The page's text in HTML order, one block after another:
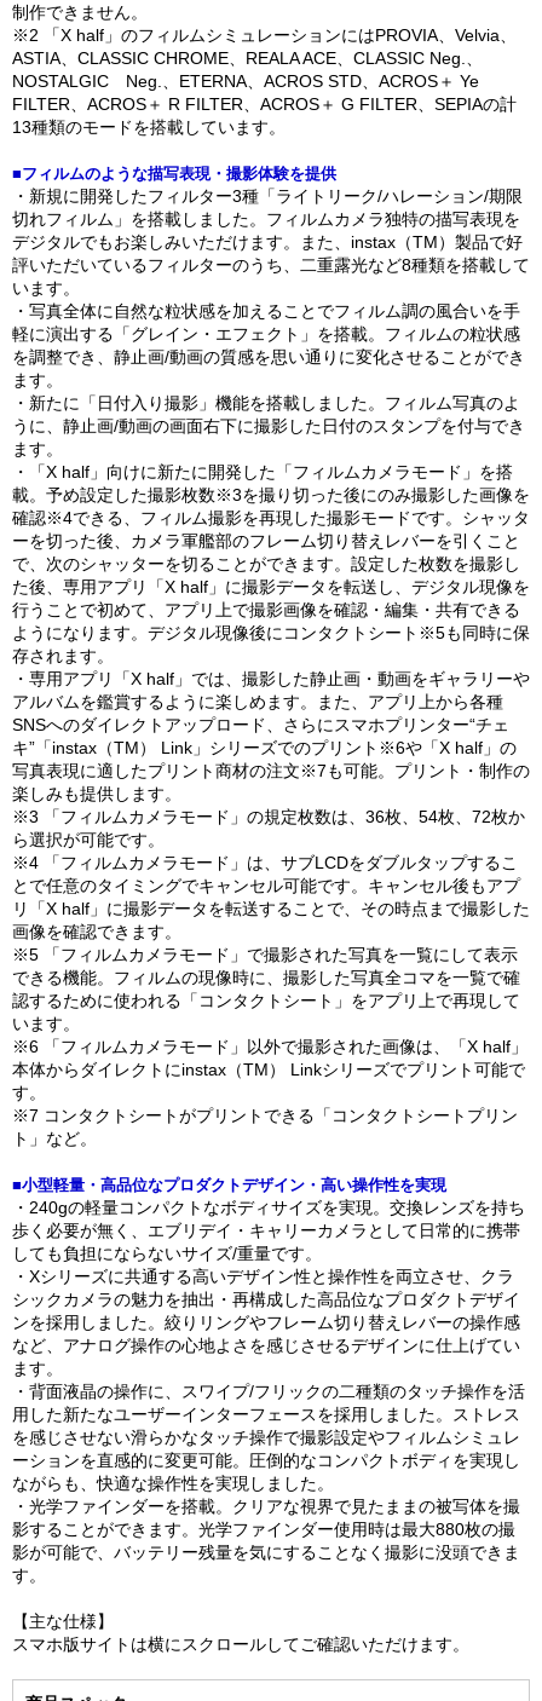
制作できません。
※2 「X half」のフィルムシミュレーションにはPROVIA、Velvia、
ASTIA、CLASSIC CHROME、REALA ACE、CLASSIC Neg.、
NOSTALGIC Neg.、ETERNA、ACROS STD、ACROS＋ Ye
FILTER、ACROS＋ R FILTER、ACROS＋ G FILTER、SEPIAの計
13種類のモードを搭載しています。
■フィルムのような描写表現・撮影体験を提供
・新規に開発したフィルター3種「ライトリーク/ハレーション/期限
切れフィルム」を搭載しました。フィルムカメラ独特の描写表現を
デジタルでもお楽しみいただけます。また、instax（TM）製品で好
評いただいているフィルターのうち、二重露光など8種類を搭載して
います。
・写真全体に自然な粒状感を加えることでフィルム調の風合いを手
軽に演出する「グレイン・エフェクト」を搭載。フィルムの粒状感
を調整でき、静止画/動画の質感を思い通りに変化させることができ
ます。
・新たに「日付入り撮影」機能を搭載しました。フィルム写真のよ
うに、静止画/動画の画面右下に撮影した日付のスタンプを付与でき
ます。
・「X half」向けに新たに開発した「フィルムカメラモード」を搭
載。予め設定した撮影枚数※3を撮り切った後にのみ撮影した画像を
確認※4できる、フィルム撮影を再現した撮影モードです。シャッタ
ーを切った後、カメラ軍艦部のフレーム切り替えレバーを引くこと
で、次のシャッターを切ることができます。設定した枚数を撮影し
た後、専用アプリ「X half」に撮影データを転送し、デジタル現像を
行うことで初めて、アプリ上で撮影画像を確認・編集・共有できる
ようになります。デジタル現像後にコンタクトシート※5も同時に保
存されます。
・専用アプリ「X half」では、撮影した静止画・動画をギャラリーや
アルバムを鑑賞するように楽しめます。また、アプリ上から各種
SNSへのダイレクトアップロード、さらにスマホプリンター“チェ
キ”「instax（TM） Link」シリーズでのプリント※6や「X half」の
写真表現に適したプリント商材の注文※7も可能。プリント・制作の
楽しみも提供します。
※3 「フィルムカメラモード」の規定枚数は、36枚、54枚、72枚か
ら選択が可能です。
※4 「フィルムカメラモード」は、サブLCDをダブルタップするこ
とで任意のタイミングでキャンセル可能です。キャンセル後もアプ
リ「X half」に撮影データを転送することで、その時点まで撮影した
画像を確認できます。
※5 「フィルムカメラモード」で撮影された写真を一覧にして表示
できる機能。フィルムの現像時に、撮影した写真全コマを一覧で確
認するために使われる「コンタクトシート」をアプリ上で再現して
います。
※6 「フィルムカメラモード」以外で撮影された画像は、「X half」
本体からダイレクトにinstax（TM） Linkシリーズでプリント可能で
す。
※7 コンタクトシートがプリントできる「コンタクトシートプリン
ト」など。
■小型軽量・高品位なプロダクトデザイン・高い操作性を実現
・240gの軽量コンパクトなボディサイズを実現。交換レンズを持ち
歩く必要が無く、エブリデイ・キャリーカメラとして日常的に携帯
しても負担にならないサイズ/重量です。
・Xシリーズに共通する高いデザイン性と操作性を両立させ、クラ
シックカメラの魅力を抽出・再構成した高品位なプロダクトデザイ
ンを採用しました。絞りリングやフレーム切り替えレバーの操作感
など、アナログ操作の心地よさを感じさせるデザインに仕上げてい
ます。
・背面液晶の操作に、スワイプ/フリックの二種類のタッチ操作を活
用した新たなユーザーインターフェースを採用しました。ストレス
を感じさせない滑らかなタッチ操作で撮影設定やフィルムシミュレ
ーションを直感的に変更可能。圧倒的なコンパクトボディを実現し
ながらも、快適な操作性を実現しました。
・光学ファインダーを搭載。クリアな視界で見たままの被写体を撮
影することができます。光学ファインダー使用時は最大880枚の撮
影が可能で、バッテリー残量を気にすることなく撮影に没頭できま
す。
【主な仕様】
スマホ版サイトは横にスクロールしてご確認いただけます。